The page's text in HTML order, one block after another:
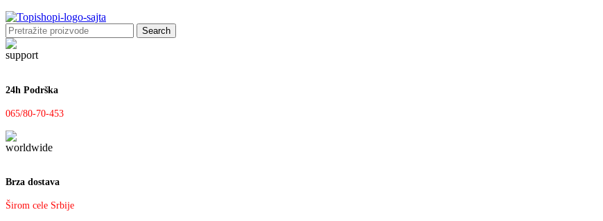
Search
24h Podrška
065/80-70-453
Brza dostava
Širom cele Srbije